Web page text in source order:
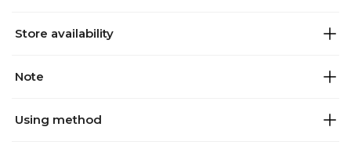
Store availability
Note
Using method